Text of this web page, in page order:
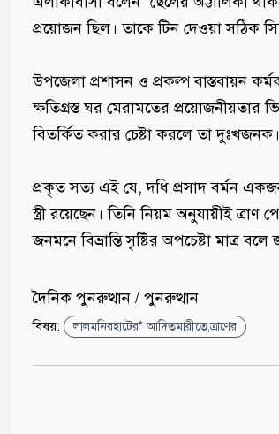
প্রয়োজন ছিল। তাকে টিন দেওয়া সঠিক
‎​উপজেলা প্রশাসন ও প্রকল্প বাস্তবায়ন
ক্ষতিগ্রস্ত ঘর মেরামতের প্রয়োজনীয়তার
বিতর্কিত করার চেষ্টা করলে তা দুঃখজনক।
‎​প্রকৃত সত্য এই যে, দধি প্রসাদ বর্মন একজন
স্ত্রী রয়েছেন। তিনি নিয়ম অনুযায়ীই
জনমনে বিভ্রান্তি সৃষ্টির অপচেষ্টা মাত্র
দৈনিক পুনরুত্থান / পুনরুত্থান
বিষয়: লালমনিরহাটের* আদিতমারীতে,ত্রাণের